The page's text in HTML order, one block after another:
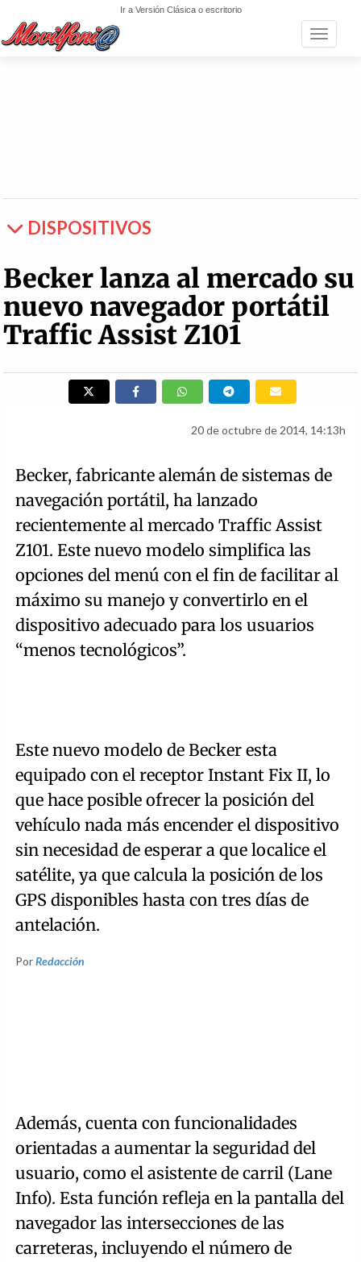
Ir a Versión Clásica o escritorio
Toggle
DISPOSITIVOS
Becker lanza al mercado su
nuevo navegador portátil
Traffic Assist Z101
20 de octubre de 2014, 14:13h
Becker, fabricante alemán de sistemas de
navegación portátil, ha lanzado
recientemente al mercado Traffic Assist
Z101. Este nuevo modelo simplifica las
opciones del menú con el fin de facilitar al
máximo su manejo y convertirlo en el
dispositivo adecuado para los usuarios
“menos tecnológicos”.
Este nuevo modelo de Becker esta
equipado con el receptor Instant Fix II, lo
que hace posible ofrecer la posición del
vehículo nada más encender el dispositivo
sin necesidad de esperar a que localice el
satélite, ya que calcula la posición de los
GPS disponibles hasta con tres días de
antelación.
PorRedacción
Además, cuenta con funcionalidades
orientadas a aumentar la seguridad del
usuario, como el asistente de carril (Lane
Info). Esta función refleja en la pantalla del
navegador las intersecciones de las
carreteras, incluyendo el número de